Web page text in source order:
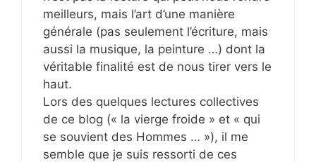
meilleurs, mais l’art d’une manière
générale (pas seulement l’écriture, mais
aussi la musique, la peinture …) dont la
véritable finalité est de nous tirer vers le
haut.
Lors des quelques lectures collectives
de ce blog (« la vierge froide » et « qui
se souvient des Hommes … »), il me
semble que je suis ressorti de ces